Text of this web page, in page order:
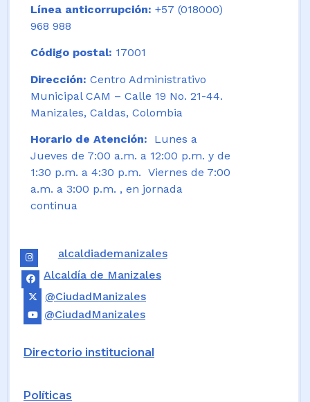
Línea anticorrupción: +57 (018000)
968 988
Código postal: 17001
Dirección: Centro Administrativo
Municipal CAM – Calle 19 No. 21-44.
Manizales, Caldas, Colombia
Horario de Atención: Lunes a
Jueves de 7:00 a.m. a 12:00 p.m. y de
1:30 p.m. a 4:30 p.m. Viernes de 7:00
a.m. a 3:00 p.m. , en jornada
continua
alcaldiademanizales
Alcaldía de Manizales
@CiudadManizales
@CiudadManizales
Directorio institucional
Políticas